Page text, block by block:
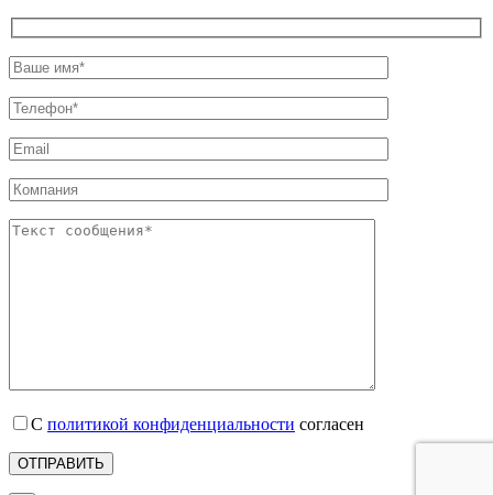
С политикой конфиденциальности согласен